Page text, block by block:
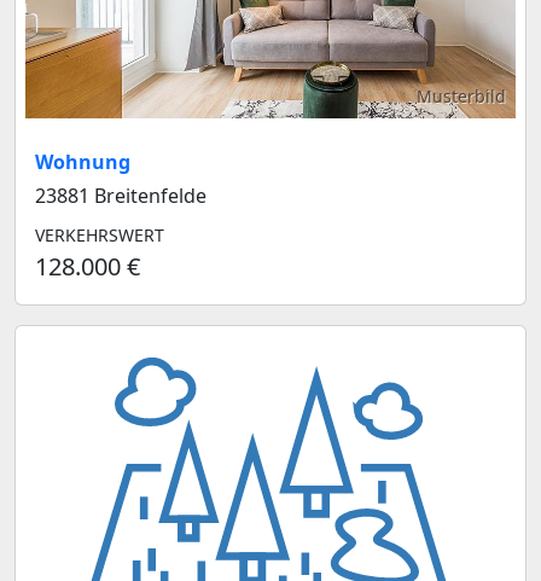
Musterbild
Wohnung
23881 Breitenfelde
VERKEHRSWERT
128.000 €